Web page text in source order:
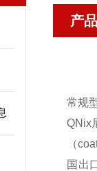
产
常规
QNix
（
国出